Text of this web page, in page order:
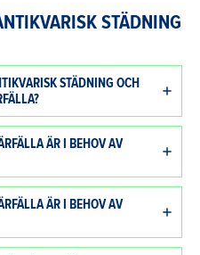
STÄDNING
STÄDNING OCH
ÄR I BEHOV AV
ÄR I BEHOV AV